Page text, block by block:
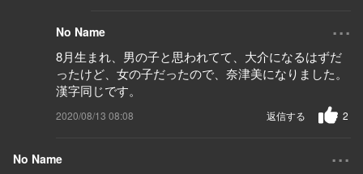
No Name ...
8月生まれ、男の子と思われてて、大介になるはずだ
ったけど、女の子だったので、奈津美になりました。
漢字同じです。
2020/08/13 08:08 2
返信する
No Name ...